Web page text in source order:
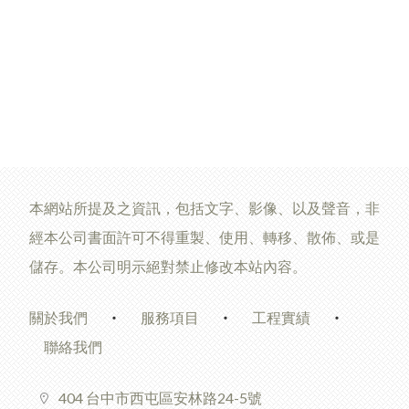
本網站所提及之資訊，包括文字、影像、以及聲音，非
經本公司書面許可不得重製、使用、轉移、散佈、或是
儲存。本公司明示絕對禁止修改本站內容。
關於我們 服務項目
工程實績
聯絡我們
404 台中市西屯區安林路24-5號